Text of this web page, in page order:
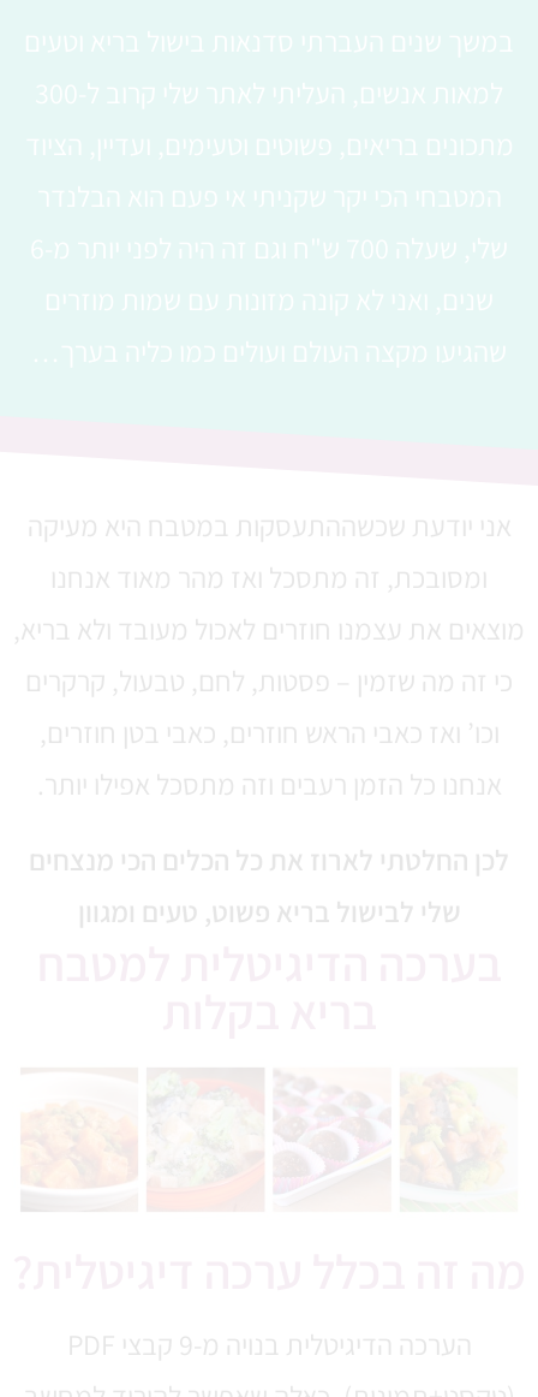
במשך שנים העברתי סדנאות בישול בריא וטעים
למאות אנשים, העליתי לאתר שלי קרוב ל-300
מתכונים בריאים, פשוטים וטעימים, ועדיין, הציוד
המטבחי הכי יקר שקניתי אי פעם הוא הבלנדר
שלי, שעלה 700 ש"ח וגם זה היה לפני יותר מ-6
שנים, ואני לא קונה מזונות עם שמות מוזרים
שהגיעו מקצה העולם ועולים כמו כליה בערך…
אני יודעת שכשההתעסקות במטבח היא מעיקה
ומסובכת, זה מתסכל ואז מהר מאוד אנחנו
מוצאים את עצמנו חוזרים לאכול מעובד ולא בריא,
כי זה מה שזמין – פסטות, לחם, טבעול, קרקרים
וכו’ ואז כאבי הראש חוזרים, כאבי בטן חוזרים,
אנחנו כל הזמן רעבים וזה מתסכל אפילו יותר.
לכן החלטתי לארוז את כל הכלים הכי מנצחים
שלי לבישול בריא פשוט, טעים ומגוון
הערכה הדיגיטלית בנויה מ-9 קבצי PDF